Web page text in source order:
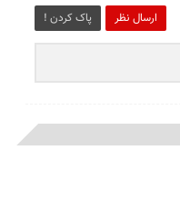
ارسال نظر پاک کردن !